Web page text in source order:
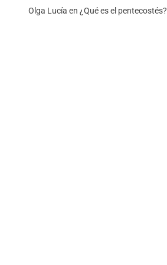
Olga Lucía en ¿Qué es el pentecostés?